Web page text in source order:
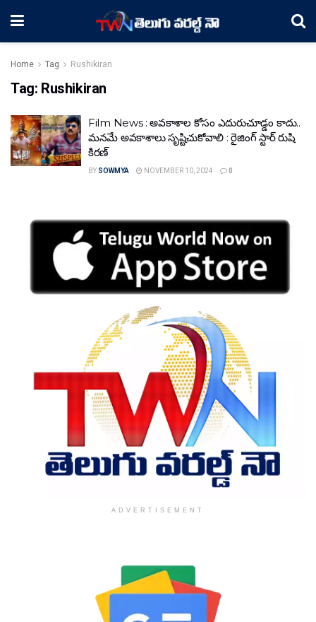
Home Tag Rushikiran
Tag: Rushikiran
Film News : అవకాశాల కోసం ఎదురుచూడ్డం కాదు..
మనమే అవకాశాలు సృష్టిచుకోవాలి : రైజింగ్ స్టార్ రుషి
కిరణ్
BY SOWMYA NOVEMBER 10, 2024 0
ADVERTISEMENT